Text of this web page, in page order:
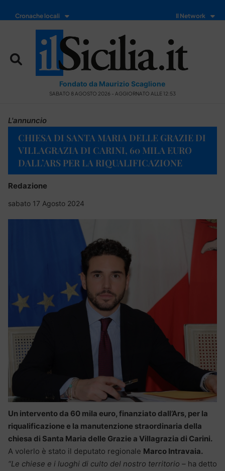
Cronache locali Il Network
Fondato da Maurizio Scaglione
SABATO 8 AGOSTO 2026 - AGGIORNATO ALLE 12:53
L'annuncio
CHIESA DI SANTA MARIA DELLE GRAZIE DI
VILLAGRAZIA DI CARINI, 60 MILA EURO
DALL’ARS PER LA RIQUALIFICAZIONE
Redazione
sabato 17 Agosto 2024
Un intervento da 60 mila euro, finanziato dall’Ars, per la
riqualificazione e la manutenzione straordinaria della
chiesa di Santa Maria delle Grazie a Villagrazia di Carini.
A volerlo è stato il deputato regionale Marco Intravaia.
“Le chiese e i luoghi di culto del nostro territorio – ha detto